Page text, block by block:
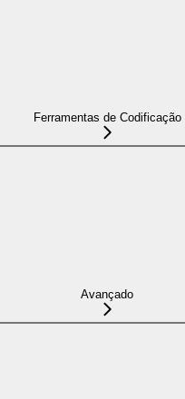
Ferramentas de Codificação
Avançado